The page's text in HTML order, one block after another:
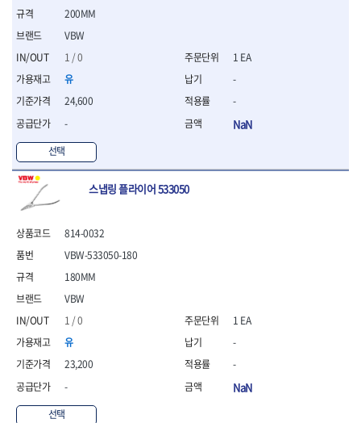
- 라쳇콤비네이션세트
- 라쳇렌치
- 함마렌치
- 미니라쳇세트
- 기타
- 라쳇 드라이버
- 스피드렌치
- 모터렌치
- 함마스패너
- 절연옵셋렌치
- 절연드라이버
- 절연스패너
- 절연T렌치
- 절연소켓
- 절연별소켓
- 절연별비트소켓
- 절연육각비트소켓
- 절연토크렌치
VBW
1 / 0
유
24,600
-
선택
200MM
1 EA
-
-
NaN
스냅링 플라이어 533050
814-0032
VBW
1 / 0
유
23,200
-
선택
VBW-533050-180
180MM
1 EA
-
-
NaN